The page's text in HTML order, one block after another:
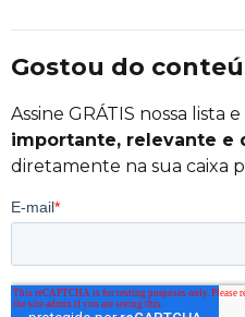
Gostou do
Assine GRÁTIS nossa lista
importante, relevante e
diretamente na sua caixa